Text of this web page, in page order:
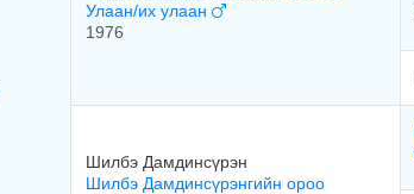
Улаан/их улаан
1976
Шилбэ Дамдинсүрэн
Шилбэ Дамдинсүрэнгийн ороо